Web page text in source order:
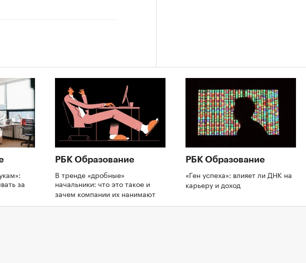
за
РБК Образование
В тренде «дробные»
начальники: что это такое и
зачем компании их нанимают
РБК Образование
«Ген успеха»: влияет ли ДНК на
карьеру и доход